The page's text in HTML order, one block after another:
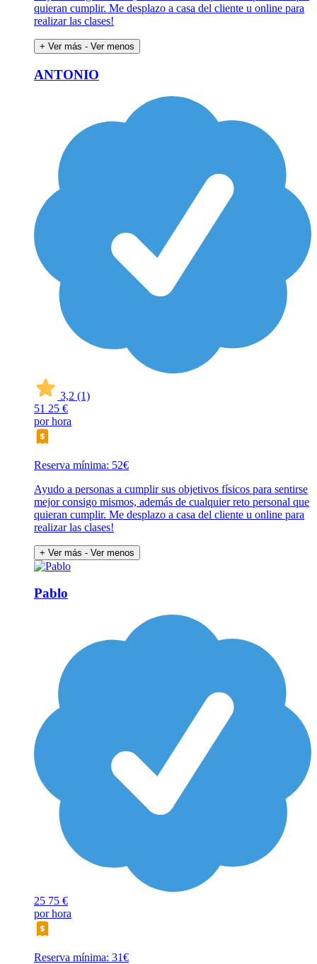
quieran cumplir. Me desplazo a casa del cliente u online para
realizar las clases!
+ Ver más - Ver menos
ANTONIO
3,2 (1)
51 25 €
por hora
Reserva mínima: 52€
Ayudo a personas a cumplir sus objetivos físicos para sentirse
mejor consigo mismos, además de cualquier reto personal que
quieran cumplir. Me desplazo a casa del cliente u online para
realizar las clases!
+ Ver más - Ver menos
Pablo
25 75 €
por hora
Reserva mínima: 31€